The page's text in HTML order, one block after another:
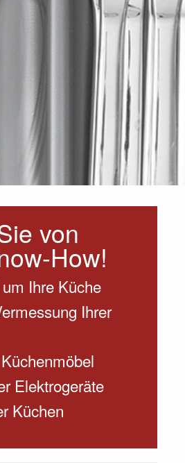
von
How!
Ihre Küche
Ihrer
Elektrogeräte
Küchen